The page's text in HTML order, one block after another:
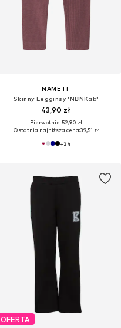
NAME IT
Skinny Legginsy 'NBNKab'
43,90 zł
Pierwotnie: 52,90 zł
Ostatnia najniższa cena:39,51 zł
+24
OFERTA